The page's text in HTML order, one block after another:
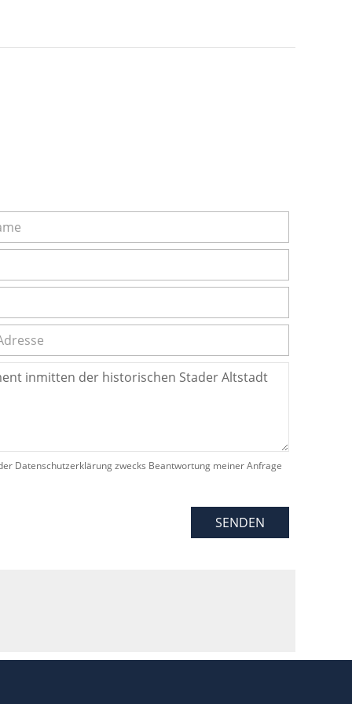
Datenschutzerklärung zwecks Beantwortung meiner Anfrage
SENDEN